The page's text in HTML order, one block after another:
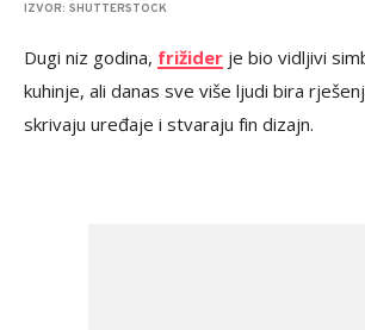
IZVOR: SHUTTERSTOCK
Dugi niz godina, frižider je bio vidljivi
kuhinje, ali danas sve više ljudi bira
skrivaju uređaje i stvaraju fin dizajn.